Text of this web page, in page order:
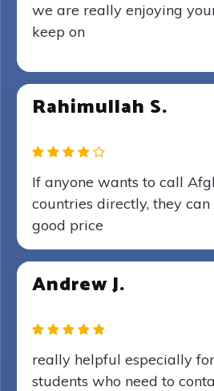
we are really enjoying
keep on
Rahimullah S.
If anyone wants to call
countries directly, they
good price
Andrew J.
really helpful especially
students who need to